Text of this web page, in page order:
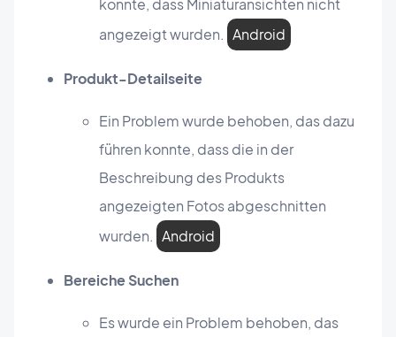
konnte, dass Miniaturansichten nicht
angezeigt wurden. Android
Produkt-Detailseite
Ein Problem wurde behoben, das dazu
führen konnte, dass die in der
Beschreibung des Produkts
angezeigten Fotos abgeschnitten
wurden. Android
Bereiche Suchen
Es wurde ein Problem behoben, das